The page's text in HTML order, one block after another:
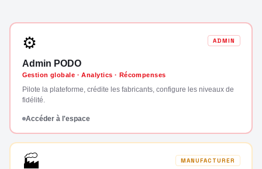
⚙ ADMIN
Admin PODO
Gestion globale · Analytics · Récompenses
Pilote la plateforme, crédite les fabricants, configure les niveaux de
fidélité.
Accéder à l'espace
🏭 MANUFACTURER